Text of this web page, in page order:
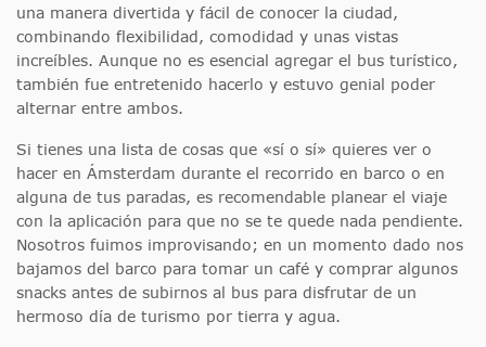
una manera divertida y fácil de conocer la ciudad,
combinando flexibilidad, comodidad y unas vistas
increíbles. Aunque no es esencial agregar el bus turístico,
también fue entretenido hacerlo y estuvo genial poder
alternar entre ambos.
Si tienes una lista de cosas que «sí o sí» quieres ver o
hacer en Ámsterdam durante el recorrido en barco o en
alguna de tus paradas, es recomendable planear el viaje
con la aplicación para que no se te quede nada pendiente.
Nosotros fuimos improvisando; en un momento dado nos
bajamos del barco para tomar un café y comprar algunos
snacks antes de subirnos al bus para disfrutar de un
hermoso día de turismo por tierra y agua.